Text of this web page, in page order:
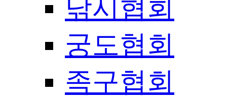
낚시협회
궁도협회
족구협회